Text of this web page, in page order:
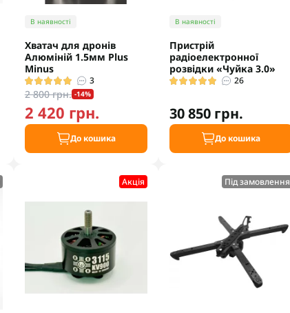
В наявності
Хватач для дронів
Алюміній 1.5мм Plus
Minus
3
2 800 грн. -14%
2 420 грн.
До кошика
В наявності
Пристрій
радіоелектронної
розвідки «Чуйка 3.0»
26
30 850 грн.
До кошика
Акцiя Під замовлення